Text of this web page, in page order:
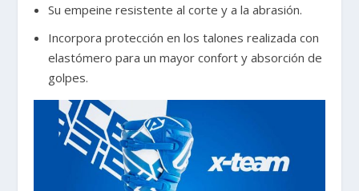
Su empeine resistente al corte y a la abrasión.
Incorpora protección en los talones realizada con
elastómero para un mayor confort y absorción de
golpes.